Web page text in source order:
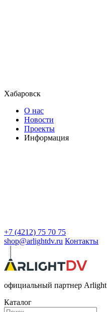
Хабаровск
О нас
Новости
Проекты
Информация
+7 (4212) 75 70 75
shop@arlightdv.ru Контакты
официальный партнер Arlight
Каталог